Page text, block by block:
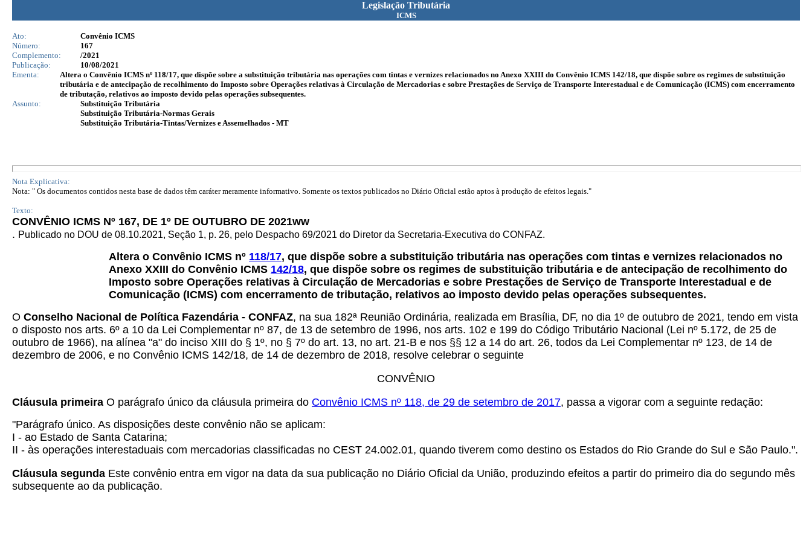
Legislação Tributária
ICMS
Ato:
Convênio ICMS
Número:
167
Complemento:
/2021
Publicação:
10/08/2021
Ementa:
Altera o Convênio ICMS nº 118/17, que dispõe sobre a substituição tributária nas operações com tintas e vernizes relacionados no Anexo XXIII do Convênio ICMS 142/18, que dispõe sobre os regimes de substituição
tributária e de antecipação de recolhimento do Imposto sobre Operações relativas à Circulação de Mercadorias e sobre Prestações de Serviço de Transporte Interestadual e de Comunicação (ICMS) com encerramento
de tributação, relativos ao imposto devido pelas operações subsequentes.
Assunto:
Substituição Tributária
Substituição Tributária-Normas Gerais
Substituição Tributária-Tintas/Vernizes e Assemelhados - MT
Nota Explicativa:
Nota: " Os documentos contidos nesta base de dados têm caráter meramente informativo. Somente os textos publicados no Diário Oficial estão aptos à produção de efeitos legais."
Texto:
CONVÊNIO ICMS Nº 167, DE 1º DE OUTUBRO DE 2021ww
. Publicado no DOU de 08.10.2021, Seção 1, p. 26, pelo Despacho 69/2021 do Diretor da Secretaria-Executiva do CONFAZ.
Altera o Convênio ICMS nº 118/17, que dispõe sobre a substituição tributária nas operações com tintas e vernizes relacionados no
Anexo XXIII do Convênio ICMS 142/18, que dispõe sobre os regimes de substituição tributária e de antecipação de recolhimento do
Imposto sobre Operações relativas à Circulação de Mercadorias e sobre Prestações de Serviço de Transporte Interestadual e de
Comunicação (ICMS) com encerramento de tributação, relativos ao imposto devido pelas operações subsequentes.
O Conselho Nacional de Política Fazendária - CONFAZ, na sua 182ª Reunião Ordinária, realizada em Brasília, DF, no dia 1º de outubro de 2021, tendo em vista
o disposto nos arts. 6º a 10 da Lei Complementar nº 87, de 13 de setembro de 1996, nos arts. 102 e 199 do Código Tributário Nacional (Lei nº 5.172, de 25 de
outubro de 1966), na alínea "a" do inciso XIII do § 1º, no § 7º do art. 13, no art. 21-B e nos §§ 12 a 14 do art. 26, todos da Lei Complementar nº 123, de 14 de
dezembro de 2006, e no Convênio ICMS 142/18, de 14 de dezembro de 2018, resolve celebrar o seguinte
CONVÊNIO
Cláusula primeira O parágrafo único da cláusula primeira do Convênio ICMS nº 118, de 29 de setembro de 2017, passa a vigorar com a seguinte redação:
"Parágrafo único. As disposições deste convênio não se aplicam:
I - ao Estado de Santa Catarina;
II - às operações interestaduais com mercadorias classificadas no CEST 24.002.01, quando tiverem como destino os Estados do Rio Grande do Sul e São Paulo.".
Cláusula segunda Este convênio entra em vigor na data da sua publicação no Diário Oficial da União, produzindo efeitos a partir do primeiro dia do segundo mês
subsequente ao da publicação.